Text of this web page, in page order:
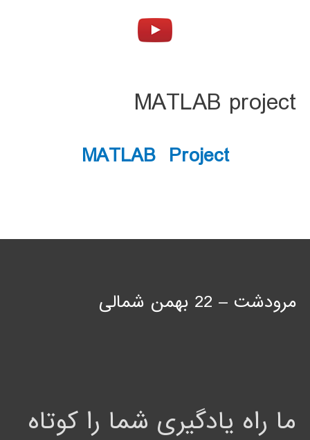
MATLAB project
MATLAB Project
مرودشت – 22 بهمن شمالی
ما راه یادگیری شما را کوتاه